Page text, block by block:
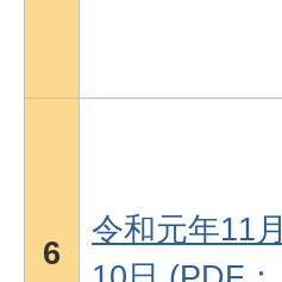
6
令和元年11月